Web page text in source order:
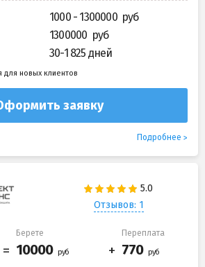
1000 - 1300000
1300000
30-1 825 дней
для новых клиентов
заявку
Подробнее
Отзывов: 1
Берете Переплата